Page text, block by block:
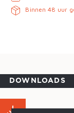
Binnen 48 uur
DOWNLOADS